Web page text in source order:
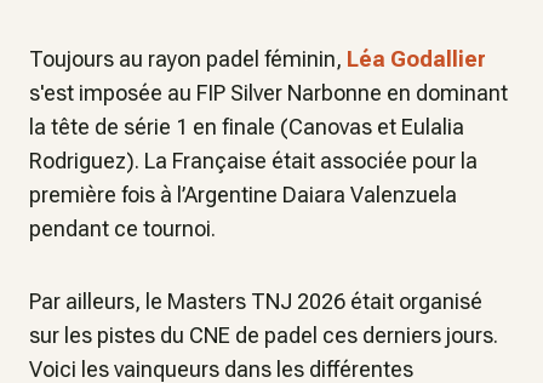
Toujours au rayon padel féminin, Léa Godallier
s'est imposée au FIP Silver Narbonne en dominant
la tête de série 1 en finale (Canovas et Eulalia
Rodriguez). La Française était associée pour la
première fois à l’Argentine Daiara Valenzuela
pendant ce tournoi.
Par ailleurs, le Masters TNJ 2026 était organisé
sur les pistes du CNE de padel ces derniers jours.
Voici les vainqueurs dans les différentes